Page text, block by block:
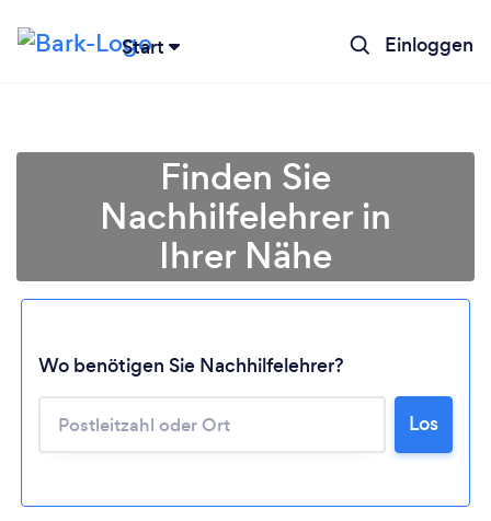
Start Einloggen
Lädt ...
Finden Sie
Nachhilfelehrer in
Ihrer Nähe
Wo benötigen Sie Nachhilfelehrer?
Los